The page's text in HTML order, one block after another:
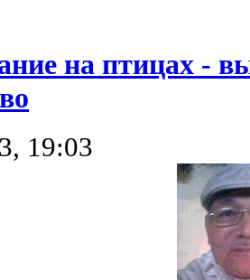
на птицах -
19:03